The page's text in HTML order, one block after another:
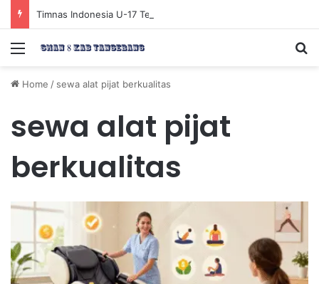
Menu
Home / sewa alat pijat berkualitas
sewa alat pijat
berkualitas